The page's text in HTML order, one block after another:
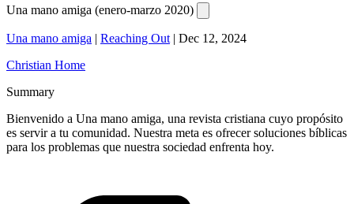
Una mano amiga (enero-marzo 2020)
Una mano amiga | Reaching Out | Dec 12, 2024
Christian Home
Summary
Bienvenido a Una mano amiga, una revista cristiana cuyo propósito
es servir a tu comunidad. Nuestra meta es ofrecer soluciones bíblicas
para los problemas que nuestra sociedad enfrenta hoy.